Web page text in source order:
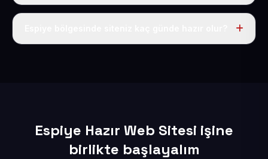
Tek fiyat uygulanır: yıllık 50 USD + KDV. Bu bedele alan
Espiye Hazır Web Sitesi işine
birlikte başlayalım